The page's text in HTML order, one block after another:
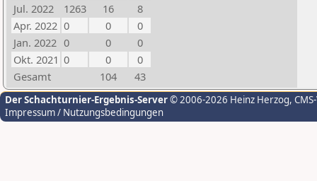
Jul. 2022
1263 16
8
Apr. 2022 0 0
0
Jan. 2022 0 0
0
Okt. 2021 0 0
0
Gesamt
104 43
Der Schachturnier-Ergebnis-Server© 2006-2026 Heinz Herzog,
Impressum / Nutzungsbedingungen